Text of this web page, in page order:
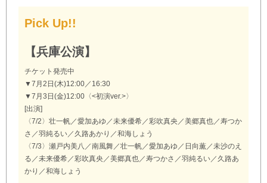
Pick Up!!
【兵庫公演】
チケット発売中
▼7月2日(木)12:00／16:30
▼7月3日(金)12:00〈<初演ver.>〉
[出演]
〈7/2〉壮一帆／愛加あゆ／未来優希／彩吹真央／美郷真也／寿つか
さ／羽純るい／久路あかり／和海しょう
〈7/3〉瀬戸内美八／南風舞／壮一帆／愛加あゆ／日向薫／未沙のえ
る／未来優希／彩吹真央／美郷真也／寿つかさ／羽純るい／久路あ
かり／和海しょう